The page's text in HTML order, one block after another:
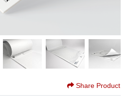
Share Product